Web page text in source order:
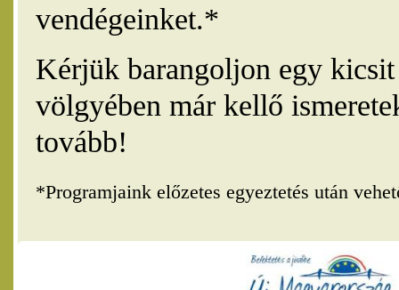
vendégeinket.*
Kérjük barangoljon egy
völgyében már kellő
tovább!
*Programjaink előzetes egyeztetés után